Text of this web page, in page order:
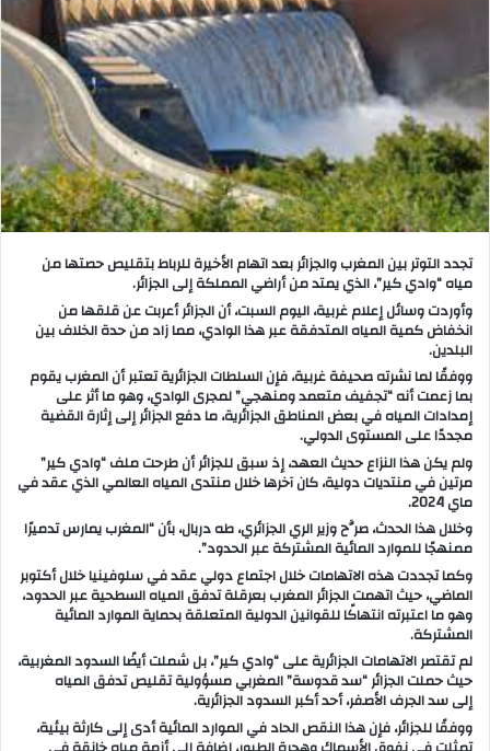
د
ا
إ
ك
ت
ر
و
ن
ي
ا
تجدد التوتر بين المغرب والجزائر بعد اتهام الأخيرة للرباط بتقليص حصتها من
مياه “وادي كير”، الذي يمتد من أراضي المملكة إلى الجزائر.
وأوردت وسائل إعلام غربية، اليوم السبت، أن الجزائر أعربت عن قلقها من
انخفاض كمية المياه المتدفقة عبر هذا الوادي، مما زاد من حدة الخلاف بين
البلدين.
ووفقًا لما نشرته صحيفة غربية، فإن السلطات الجزائرية تعتبر أن المغرب يقوم
بما زعمت أنه “تجفيف متعمد ومنهجي” لمجرى الوادي، وهو ما أثر على
إمدادات المياه في بعض المناطق الجزائرية، ما دفع الجزائر إلى إثارة القضية
مجددًا على المستوى الدولي.
ولم يكن هذا النزاع حديث العهد، إذ سبق للجزائر أن طرحت ملف “وادي كير”
مرتين في منتديات دولية، كان آخرها خلالمنتدى المياه العالميالذي عقد في
ماي 2024.
وخلال هذا الحدث، صرَّح وزير الري الجزائري،طه دربال، بأن “المغرب يمارس تدميرًا
ممنهجًا للموارد المائية المشتركة عبر الحدود”.
وكما تجددت هذه الاتهامات خلال اجتماع دولي عقد فيسلوفينياخلال أكتوبر
الماضي، حيث اتهمت الجزائر المغرب بعرقلة تدفق المياه السطحية عبر الحدود،
وهو ما اعتبرته انتهاكًا للقوانين الدولية المتعلقة بحماية الموارد المائية
المشتركة.
لم تقتصر الاتهامات الجزائرية على “وادي كير”، بل شملت أيضًا السدود المغربية،
حيث حملت الجزائر“سد قدوسة” المغربيمسؤولية تقليص تدفق المياه
إلىسد الجرف الأصفر، أحد أكبر السدود الجزائرية.
ووفقًا للجزائر، فإن هذا النقص الحاد في الموارد المائية أدى إلى كارثة بيئية،